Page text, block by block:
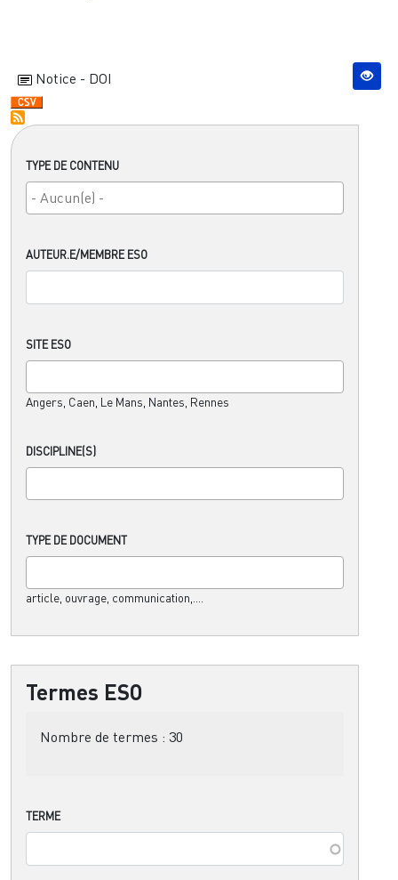
TYPE DE CONTENU
AUTEUR.E/MEMBRE ESO
SITE ESO
Angers, Caen, Le Mans, Nantes, Rennes
DISCIPLINE(S)
TYPE DE DOCUMENT
article, ouvrage, communication,....
Termes ESO
Nombre de termes : 30
TERME
Notice - DOI